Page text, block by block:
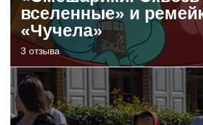
вселенные» и
«Чучела»
3 отзыва